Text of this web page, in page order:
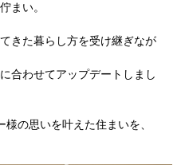
まい。
きた暮らし方を受け継ぎなが
合わせてアップデートしまし
様の思いを叶えた住まいを、